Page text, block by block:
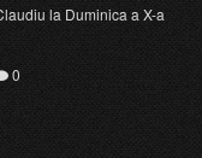
la Duminica a X-a
0